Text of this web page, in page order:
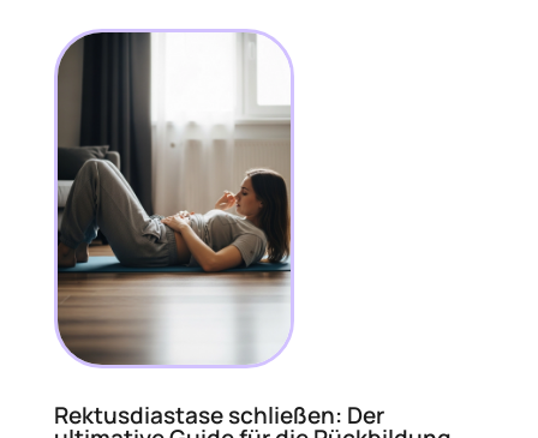
Rektusdiastase schließen: Der